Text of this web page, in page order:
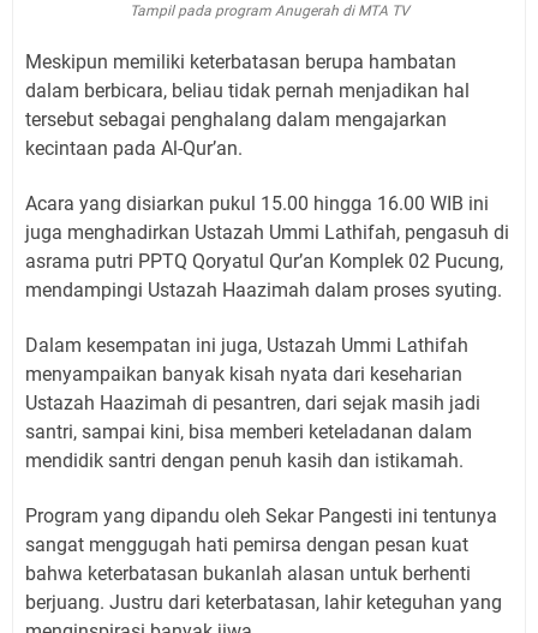
Tampil pada program Anugerah di MTA TV
Meskipun memiliki keterbatasan berupa hambatan
dalam berbicara, beliau tidak pernah menjadikan hal
tersebut sebagai penghalang dalam mengajarkan
kecintaan pada Al-Qur’an.
Acara yang disiarkan pukul 15.00 hingga 16.00 WIB ini
juga menghadirkan Ustazah Ummi Lathifah, pengasuh di
asrama putri PPTQ Qoryatul Qur’an Komplek 02 Pucung,
mendampingi Ustazah Haazimah dalam proses syuting.
Dalam kesempatan ini juga, Ustazah Ummi Lathifah
menyampaikan banyak kisah nyata dari keseharian
Ustazah Haazimah di pesantren, dari sejak masih jadi
santri, sampai kini, bisa memberi keteladanan dalam
mendidik santri dengan penuh kasih dan istikamah.
Program yang dipandu oleh Sekar Pangesti ini tentunya
sangat menggugah hati pemirsa dengan pesan kuat
bahwa keterbatasan bukanlah alasan untuk berhenti
berjuang. Justru dari keterbatasan, lahir keteguhan yang